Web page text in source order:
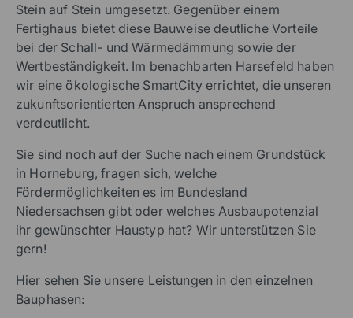
Stein auf Stein umgesetzt. Gegenüber einem
Fertighaus bietet diese Bauweise deutliche Vorteile
bei der Schall- und Wärmedämmung sowie der
Wertbeständigkeit. Im benachbarten Harsefeld haben
wir eine ökologische SmartCity errichtet, die unseren
zukunftsorientierten Anspruch ansprechend
verdeutlicht.
Sie sind noch auf der Suche nach einem Grundstück
in Horneburg, fragen sich, welche
Fördermöglichkeiten es im Bundesland
Niedersachsen gibt oder welches Ausbaupotenzial
ihr gewünschter Haustyp hat? Wir unterstützen Sie
gern!
Hier sehen Sie unsere Leistungen in den einzelnen
Bauphasen: